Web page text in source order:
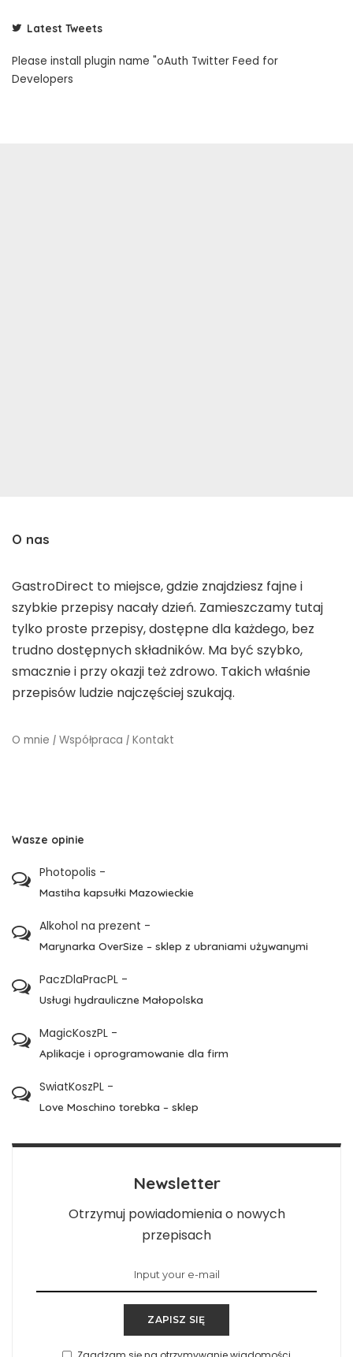
Latest Tweets
Please install plugin name "oAuth Twitter Feed for
Developers
O nas
GastroDirect to miejsce, gdzie znajdziesz fajne i
szybkie przepisy nacały dzień. Zamieszczamy tutaj
tylko proste przepisy, dostępne dla każdego, bez
trudno dostępnych składników. Ma być szybko,
smacznie i przy okazji też zdrowo. Takich właśnie
przepisów ludzie najczęściej szukają.
O mnie | Współpraca | Kontakt
Wasze opinie
Photopolis -
Mastiha kapsułki Mazowieckie
Alkohol na prezent -
Marynarka OverSize – sklep z ubraniami używanymi
PaczDlaPracPL -
Usługi hydrauliczne Małopolska
MagicKoszPL -
Aplikacje i oprogramowanie dla firm
SwiatKoszPL -
Love Moschino torebka – sklep
Newsletter
Otrzymuj powiadomienia o nowych
przepisach
ZAPISZ SIĘ